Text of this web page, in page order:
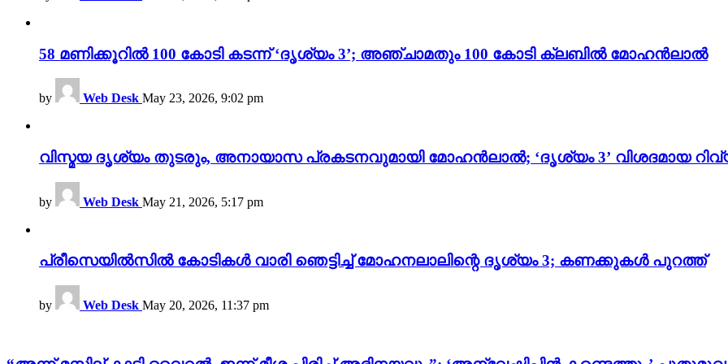
58 മണിക്കൂറിൽ 100 കോടി കടന്ന് ‘ദൃശ്യം 3’; അഞ്ചാമതും 100 കോടി ക്ലബിൽ മോഹൻലാൽ
by Web Desk May 23, 2026, 9:02 pm
വിസ്മയ ദൃശ്യം തുടരും, അനായാസ പ്രകടനവുമായി മോഹൻലാൽ; ‘ദൃശ്യം 3’ വിശദമായ
by Web Desk May 21, 2026, 5:17 pm
പ്രീസെയിൽസിൽ കോടികൾ വാരി ഞെട്ടിച്ച് മോഹനലാലിന്റെ ദൃശ്യം 3; കണക്കുകൾ പുറത്ത്
by Web Desk May 20, 2026, 11:37 pm